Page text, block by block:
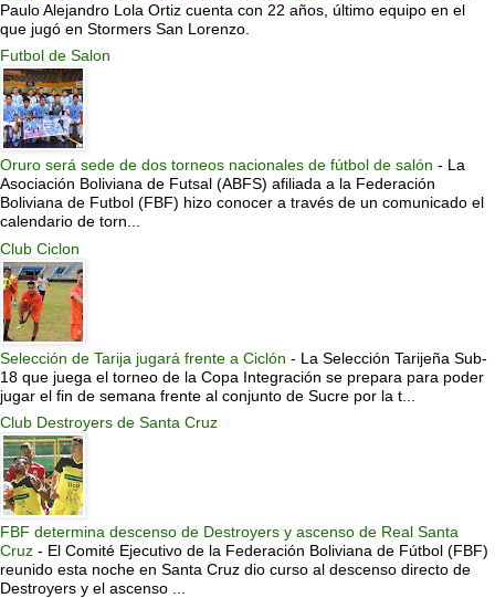
Paulo Alejandro Lola Ortiz cuenta con 22 años, último equipo en el
que jugó en Stormers San Lorenzo.
Futbol de Salon
Oruro será sede de dos torneos nacionales de fútbol de salón - La
Asociación Boliviana de Futsal (ABFS) afiliada a la Federación
Boliviana de Futbol (FBF) hizo conocer a través de un comunicado el
calendario de torn...
Club Ciclon
Selección de Tarija jugará frente a Ciclón - La Selección Tarijeña Sub-
18 que juega el torneo de la Copa Integración se prepara para poder
jugar el fin de semana frente al conjunto de Sucre por la t...
Club Destroyers de Santa Cruz
FBF determina descenso de Destroyers y ascenso de Real Santa
Cruz - El Comité Ejecutivo de la Federación Boliviana de Fútbol (FBF)
reunido esta noche en Santa Cruz dio curso al descenso directo de
Destroyers y el ascenso ...